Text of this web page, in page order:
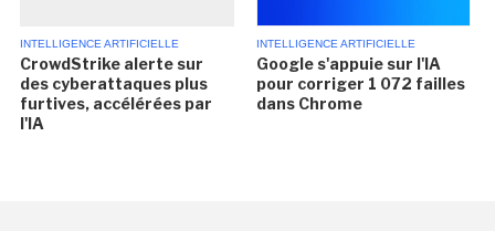
INTELLIGENCE ARTIFICIELLE
CrowdStrike alerte sur
des cyberattaques plus
furtives, accélérées par
l'IA
INTELLIGENCE ARTIFICIELLE
Google s'appuie sur l'IA
pour corriger 1 072 failles
dans Chrome